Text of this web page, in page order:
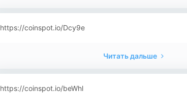
https://coinspot.io/Dcy9e
Читать дальше
https://coinspot.io/beWhl